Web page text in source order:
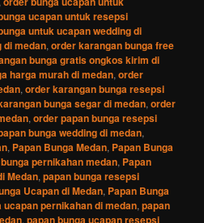
ucapan untuk resepsi
untuk ucapan wedding di
di medan,order karangan bunga free
bunga gratis ongkos kirim di
harga murah di medan,order
,order karangan bunga resepsi
bunga segar di medan,order
,order papan bunga resepsi
bunga wedding di medan,
, Papan Bunga Medan, Papan Bunga
pernikahan medan, Papan
Medan,papan bunga resepsi
Ucapan di Medan, Papan Bunga
ucapan pernikahan di medan,papan
,papan bunga ucapan resepsi